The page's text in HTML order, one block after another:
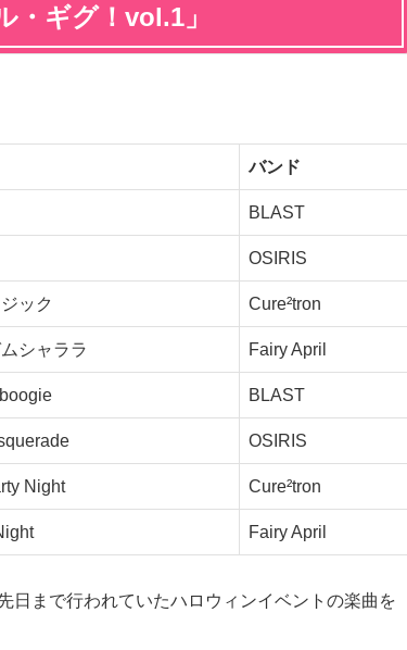
ギグ！vol.1」
バンド
BLAST
OSIRIS
ック Cure²tron
シャララ Fairy April
BLAST
OSIRIS
Night Cure²tron
Fairy April
日まで行われていたハロウィンイベントの楽曲を